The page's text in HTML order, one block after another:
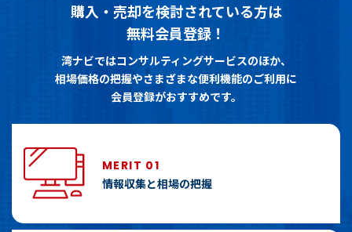
購入・売却を検討されている方は
無料会員登録！
湾ナビではコンサルティングサービスのほか、
相場価格の把握やさまざまな便利機能のご利用に
会員登録がおすすめです。
MERIT 01
情報収集と相場の把握